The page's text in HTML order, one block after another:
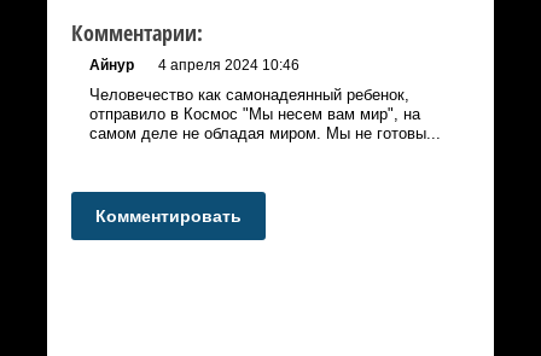
Комментарии:
Айнур 4 апреля 2024 10:46
Человечество как самонадеянный ребенок,
отправило в Космос "Мы несем вам мир", на
самом деле не обладая миром. Мы не готовы...
Комментировать